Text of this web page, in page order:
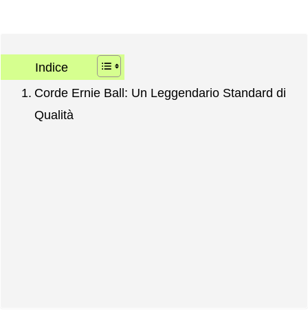
Indice
Corde Ernie Ball: Un Leggendario Standard di
Qualità